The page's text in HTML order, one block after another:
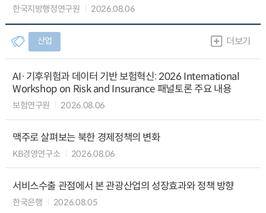
한국지방행정연구원 2026.08.06
산업 더보기
AI·기후위험과 데이터 기반 보험혁신: 2026 International
Workshop on Risk and Insurance 패널토론 주요 내용
보험연구원 2026.08.06
맥주로 살펴보는 북한 경제정책의 변화
KB경영연구소 2026.08.06
서비스수출 관점에서 본 관광산업의 성장효과와 정책 방향
한국은행 2026.08.05